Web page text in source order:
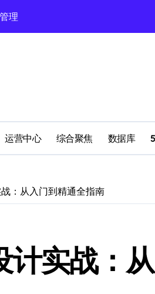
理
理
配置
运营中心 综合聚焦 数据库
：从入门到精通全指南
实战：